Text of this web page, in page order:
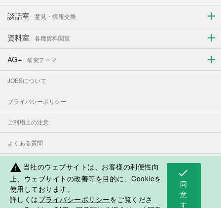
談話室 意見・情報交換
資料室 各種資料閲覧
AG+ 研究テーマ
JOESについて
プライバシーポリシー
ご利用上の注意
よくある質問
お問い合わせ
表示モード：
日本人学校・補習授業校応援サイト
warning 当社のウェブサイトは、お客様の利便性向
上、ウェブサイトの改善等を目的に、Cookieを
使用しております。
詳しくはプライバシーポリシーをご覧くださ
check
同
意
す